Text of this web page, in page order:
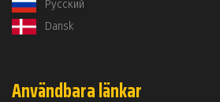
Русский
Dansk
Användbara länkar